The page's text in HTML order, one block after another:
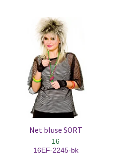
Net bluse SORT
16
16EF-2245-bk